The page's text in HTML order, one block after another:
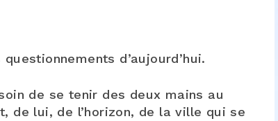
d’aujourd’hui.
de se tenir des deux mains au
de lui, de l’horizon, de la ville qui se